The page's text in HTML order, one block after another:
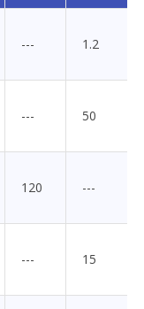
--- 1.2
--- 50
120 ---
--- 15